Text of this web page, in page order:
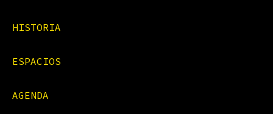
HISTORIA
ESPACIOS
AGENDA